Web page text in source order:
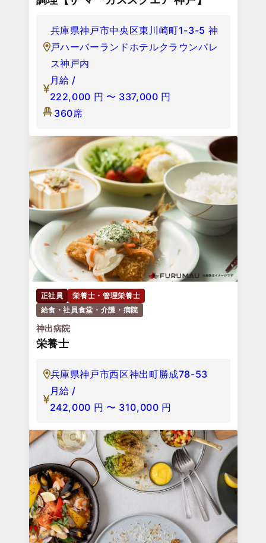
兵庫県神戸市中央区東川崎町1-3-5 神
戸ハーバーランドホテルクラウンパレ
ス神戸内
月給 /
222,000 円 〜 337,000 円
360席
正社員
栄養士・管理栄養士
給食・社員食堂・介護・病院
神出病院
栄養士
兵庫県神戸市西区神出町勝成78-53
月給 /
242,000 円 〜 310,000 円